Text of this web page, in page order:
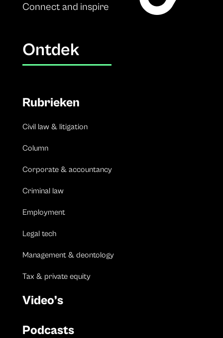
Connect and inspire
Ontdek
Rubrieken
Civil law & litigation
Column
Corporate & accountancy
Criminal law
Employment
Legal tech
Management & deontology
Tax & private equity
Video’s
Podcasts